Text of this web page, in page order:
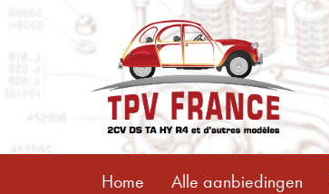
Home Alle aanbiedingen